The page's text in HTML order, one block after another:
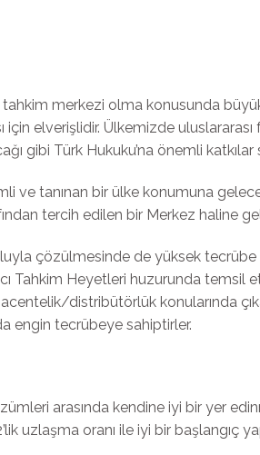
tahkim merkezi olma konusunda
elverişlidir. Ülkemizde
gibi Türk Hukuku’na önemli katkılar
ve tanınan bir ülke konumuna
tercih edilen bir Merkez haline
çözülmesinde de yüksek tecrübe
Tahkim Heyetleri huzurunda temsil
distribütörlük konularında
engin tecrübeye sahiptirler.
arasında kendine iyi bir yer
uzlaşma oranı ile iyi bir başlangıç